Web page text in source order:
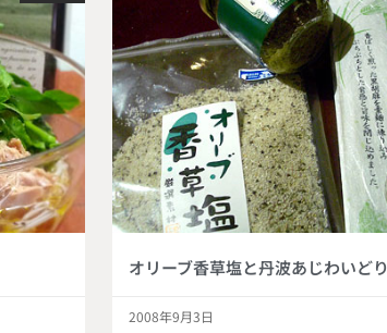
オリーブ香草塩と丹波あじわいどり
2008年9月3日